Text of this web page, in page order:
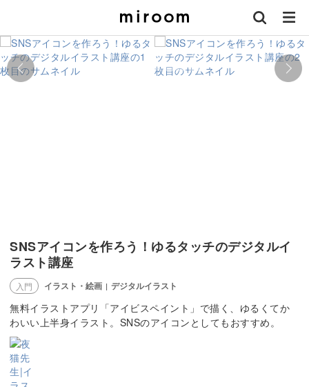
SNSアイコンを作ろう！ゆるタッチのデジタルイ
ラスト講座
入門 イラスト・絵画 | デジタルイラスト
無料イラストアプリ「アイビスペイント」で描く、ゆるくてか
わいい上半身イラスト。SNSのアイコンとしてもおすすめ。